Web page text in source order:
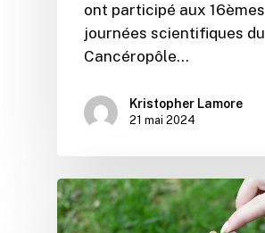
ont participé aux 16èmes
journées scientifiques du
Cancéropôle…
Kristopher Lamore
21 mai 2024